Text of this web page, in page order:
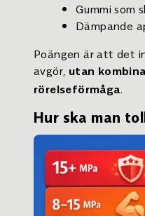
Gummi som
Dämpande
Poängen är att det
avgör, utan
rörelseförmåga.
Hur ska man